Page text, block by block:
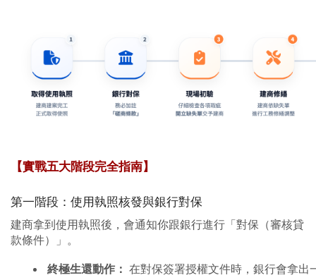
【實戰五大階段完全指南】
第一階段：使用執照核發與銀行對保
建商拿到使用執照後，會通知你跟銀行進行「對保（審核貸
款條件）」。
終極生還動作： 在對保簽署授權文件時，銀行會拿出